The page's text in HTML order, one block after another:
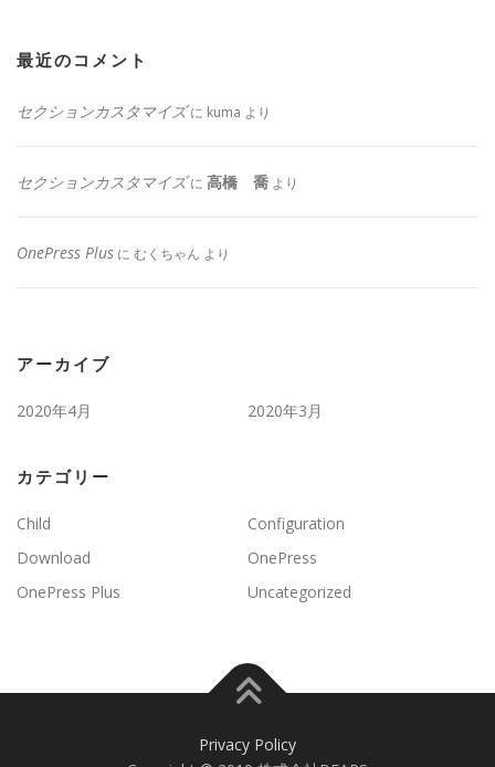
最近のコメント
セクションカスタマイズに kuma より
セクションカスタマイズに 高橋 喬 より
OnePress Plus に むくちゃん より
アーカイブ
2020年4月 2020年3月
カテゴリー
Child
Configuration
Download
OnePress
OnePress Plus
Uncategorized
Privacy Policy